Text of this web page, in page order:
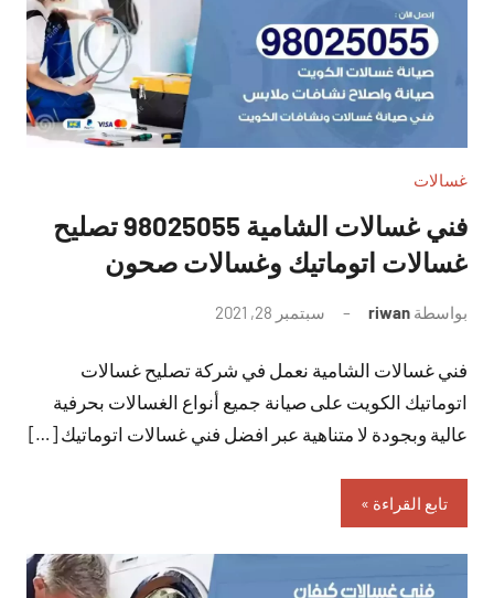
غسالات
فني غسالات الشامية 98025055 تصليح
غسالات اتوماتيك وغسالات صحون
بواسطة riwan سبتمبر 28, 2021
تعليقات
فني غسالات الشامية نعمل في شركة تصليح غسالات
اتوماتيك الكويت على صيانة جميع أنواع الغسالات بحرفية
عالية وبجودة لا متناهية عبر افضل فني غسالات اتوماتيك […]
تابع القراءة